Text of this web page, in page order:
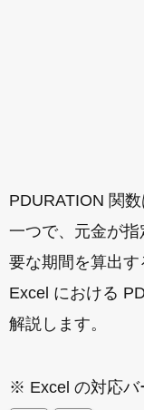
PDURATION 関
一つで、元金が
要な期間を算出
Excel における
解説します。
※ Excel の対応バ